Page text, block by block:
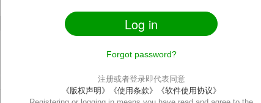
Log in
Forgot password?
注册或者登录即代表同意
《版权声明》
《使用条款》
《软件使用协议》
Share Mobile